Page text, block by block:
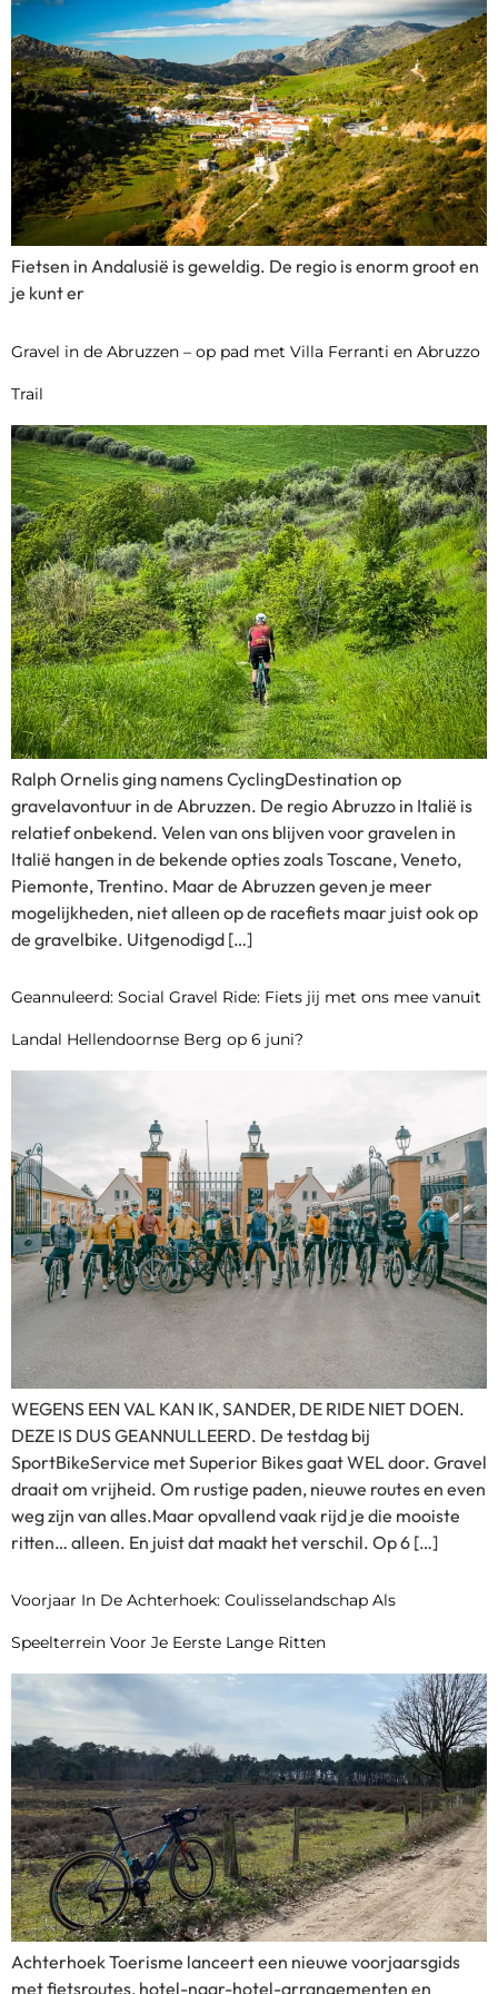
Fietsen in Andalusië is geweldig. De regio is enorm groot en
je kunt er
Gravel in de Abruzzen – op pad met Villa Ferranti en Abruzzo
Trail
Ralph Ornelis ging namens CyclingDestination op
gravelavontuur in de Abruzzen. De regio Abruzzo in Italië is
relatief onbekend. Velen van ons blijven voor gravelen in
Italië hangen in de bekende opties zoals Toscane, Veneto,
Piemonte, Trentino. Maar de Abruzzen geven je meer
mogelijkheden, niet alleen op de racefiets maar juist ook op
de gravelbike. Uitgenodigd […]
Geannuleerd: Social Gravel Ride: Fiets jij met ons mee vanuit
Landal Hellendoornse Berg op 6 juni?
WEGENS EEN VAL KAN IK, SANDER, DE RIDE NIET DOEN.
DEZE IS DUS GEANNULLEERD. De testdag bij
SportBikeService met Superior Bikes gaat WEL door. Gravel
draait om vrijheid. Om rustige paden, nieuwe routes en even
weg zijn van alles.Maar opvallend vaak rijd je die mooiste
ritten… alleen. En juist dat maakt het verschil. Op 6 […]
Voorjaar In De Achterhoek: Coulisselandschap Als
Speelterrein Voor Je Eerste Lange Ritten
Achterhoek Toerisme lanceert een nieuwe voorjaarsgids
met fietsroutes, hotel-naar-hotel-arrangementen en